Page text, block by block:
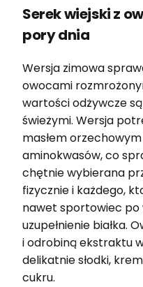
Serek wiejski z
pory dnia
Wersja zimowa
owocami
wartości odżywcze
świeżymi. Wersja
masłem
aminokwasów, co
chętnie wybierana
fizycznie i każdego,
nawet sportowiec po
uzupełnienie białka.
i odrobiną ekstraktu
delikatnie słodki,
cukru.